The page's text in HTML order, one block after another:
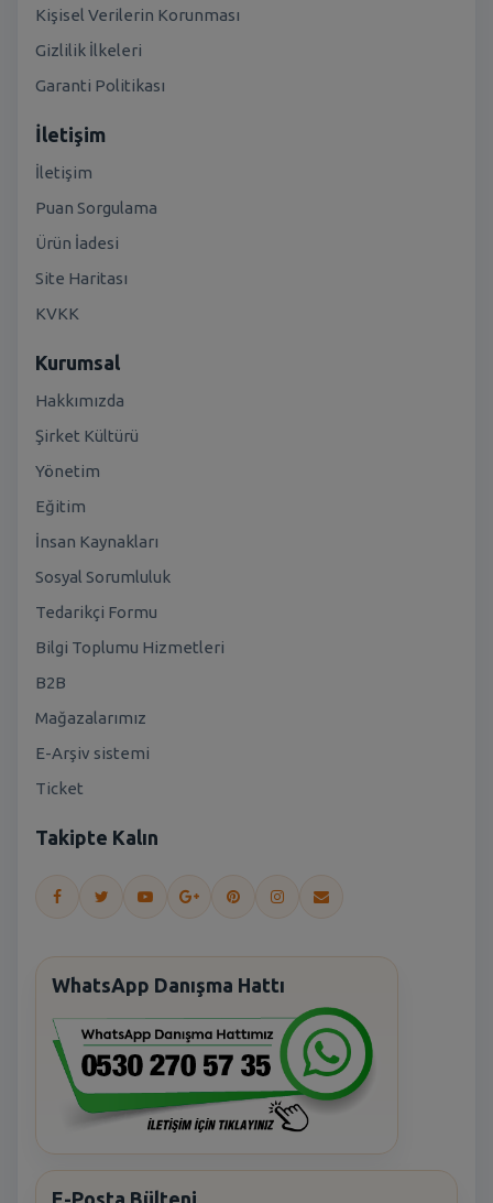
Kişisel Verilerin Korunması
Gizlilik İlkeleri
Garanti Politikası
İletişim
İletişim
Puan Sorgulama
Ürün İadesi
Site Haritası
KVKK
Kurumsal
Hakkımızda
Şirket Kültürü
Yönetim
Eğitim
İnsan Kaynakları
Sosyal Sorumluluk
Tedarikçi Formu
Bilgi Toplumu Hizmetleri
B2B
Mağazalarımız
E-Arşiv sistemi
Ticket
Takipte Kalın
WhatsApp Danışma Hattı
E-Posta Bülteni